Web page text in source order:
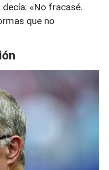
«No fracasé.
que no